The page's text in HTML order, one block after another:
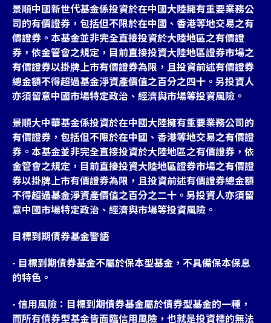
景順中國新世代基金係投資於在中國大陸擁有重要業務公
司的有價證券，包括但不限於在中國、香港等地交易之有
價證券。本基金並非完全直接投資於大陸地區之有價證
券，依金管會之規定，目前直接投資大陸地區證券市場之
有價證券以掛牌上市有價證券為限，且投資前述有價證券
總金額不得超過基金淨資產價值之百分之四十。另投資人
亦須留意中國市場特定政治、經濟與市場等投資風險。
景順大中華基金係投資於在中國大陸擁有重要業務公司的
有價證券，包括但不限於在中國、香港等地交易之有價證
券。本基金並非完全直接投資於大陸地區之有價證券，依
金管會之規定，目前直接投資大陸地區證券市場之有價證
券以掛牌上市有價證券為限，且投資前述有價證券總金額
不得超過基金淨資產價值之百分之二十。另投資人亦須留
意中國市場特定政治、經濟與市場等投資風險。
目標到期債券基金警語
- 目標到期債券基金不屬於保本型基金，不具備保本保息
的特色。
- 信用風險：目標到期債券基金屬於債券型基金的一種，
而所有債券型基金皆面臨信用風險，也就是投資標的無法